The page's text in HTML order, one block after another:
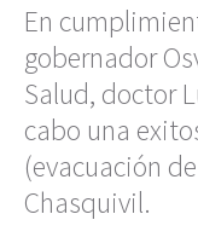
En
gobernador
Salud, doctor
cabo una
(evacuación
Chasquivil.